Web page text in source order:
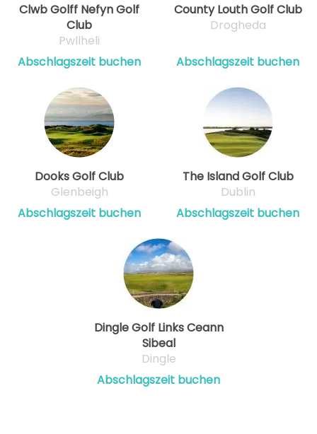
Clwb Golff Nefyn Golf
Club
Pwllheli
Abschlagszeit buchen
County Louth Golf Club
Drogheda
Abschlagszeit buchen
Dooks Golf Club
Glenbeigh
Abschlagszeit buchen
The Island Golf Club
Dublin
Abschlagszeit buchen
Dingle Golf Links Ceann
Sibeal
Dingle
Abschlagszeit buchen